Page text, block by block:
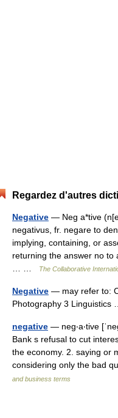
Regardez d'autres
Negative — Neg a*tive
negativus, fr. negare to
implying, containing, or
returning the answer no to
The Collaborative
Negative — may refer to:
Photography 3
negative — neg‧a‧tive
Bank s refusal to cut
the economy. 2. saying or
considering only the bad
and business terms